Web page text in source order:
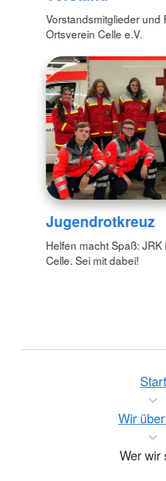
Vorstandsmitglieder und
Ortsverein Celle e.V.
Jugendrotkreuz
Helfen macht Spaß: JRK
Celle. Sei mit dabei!
Start
Wir
Wer wir